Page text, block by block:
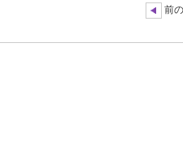
前